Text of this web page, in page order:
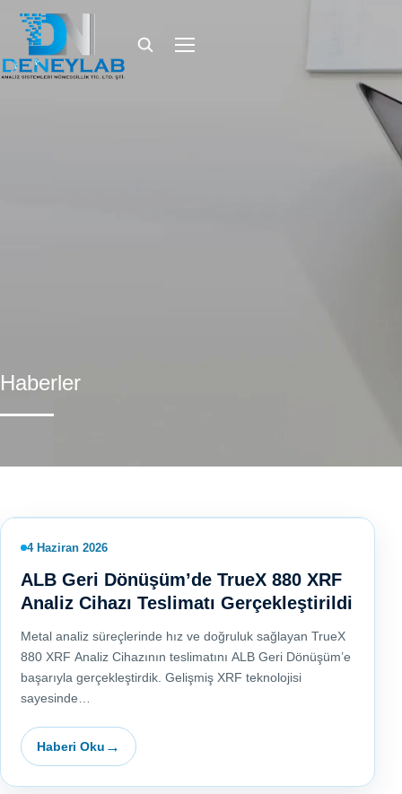
Haberler
Ana Sayfa
Haberler
4 Haziran 2026
ALB Geri Dönüşüm’de TrueX 880 XRF
Analiz Cihazı Teslimatı Gerçekleştirildi
Metal analiz süreçlerinde hız ve doğruluk sağlayan TrueX
880 XRF Analiz Cihazının teslimatını ALB Geri Dönüşüm’e
başarıyla gerçekleştirdik. Gelişmiş XRF teknolojisi
sayesinde…
Haberi Oku